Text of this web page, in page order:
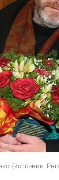
источник: